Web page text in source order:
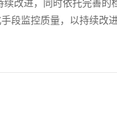
改进，同时依托完善的
段监控质量，以持续改